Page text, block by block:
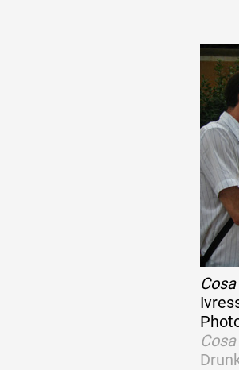
Année
Collection
Candidater